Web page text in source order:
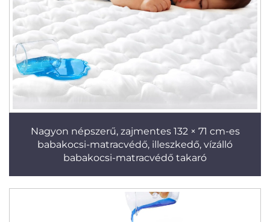
Nagyon népszerű, zajmentes 132 × 71 cm-es
babakocsi-matracvédő, illeszkedő, vízálló
babakocsi-matracvédő takaró